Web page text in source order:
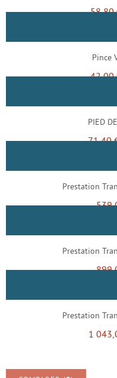
58,80
Pince
42,00
PIED
71,40
Prestation
Prestation
Prestation
1